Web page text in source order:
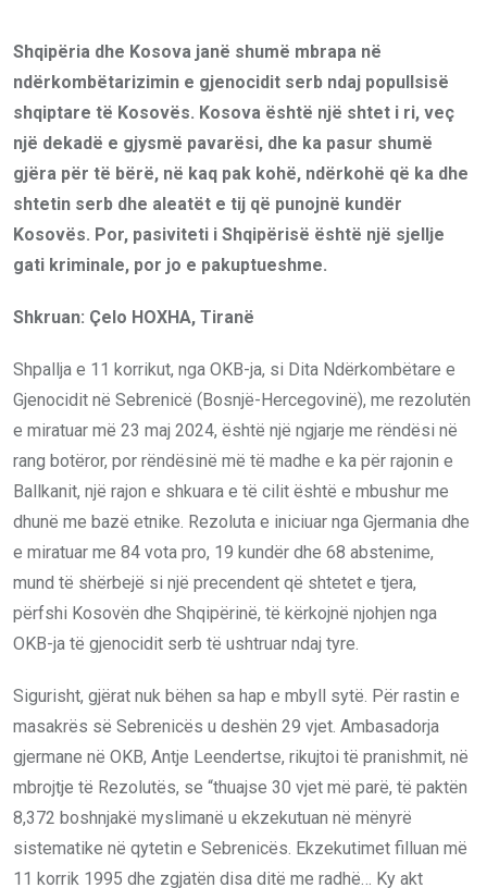
Shqipëria dhe Kosova janë shumë mbrapa në
ndërkombëtarizimin e gjenocidit serb ndaj popullsisë
shqiptare të Kosovës. Kosova është një shtet i ri, veç
një dekadë e gjysmë pavarësi, dhe ka pasur shumë
gjëra për të bërë, në kaq pak kohë, ndërkohë që ka dhe
shtetin serb dhe aleatët e tij që punojnë kundër
Kosovës. Por, pasiviteti i Shqipërisë është një sjellje
gati kriminale, por jo e pakuptueshme.
Shkruan: Çelo HOXHA, Tiranë
Shpallja e 11 korrikut, nga OKB-ja, si Dita Ndërkombëtare e
Gjenocidit në Sebrenicë (Bosnjë-Hercegovinë), me rezolutën
e miratuar më 23 maj 2024, është një ngjarje me rëndësi në
rang botëror, por rëndësinë më të madhe e ka për rajonin e
Ballkanit, një rajon e shkuara e të cilit është e mbushur me
dhunë me bazë etnike. Rezoluta e iniciuar nga Gjermania dhe
e miratuar me 84 vota pro, 19 kundër dhe 68 abstenime,
mund të shërbejë si një precendent që shtetet e tjera,
përfshi Kosovën dhe Shqipërinë, të kërkojnë njohjen nga
OKB-ja të gjenocidit serb të ushtruar ndaj tyre.
Sigurisht, gjërat nuk bëhen sa hap e mbyll sytë. Për rastin e
masakrës së Sebrenicës u deshën 29 vjet. Ambasadorja
gjermane në OKB, Antje Leendertse, rikujtoi të pranishmit, në
mbrojtje të Rezolutës, se “thuajse 30 vjet më parë, të paktën
8,372 boshnjakë myslimanë u ekzekutuan në mënyrë
sistematike në qytetin e Sebrenicës. Ekzekutimet filluan më
11 korrik 1995 dhe zgjatën disa ditë me radhë… Ky akt